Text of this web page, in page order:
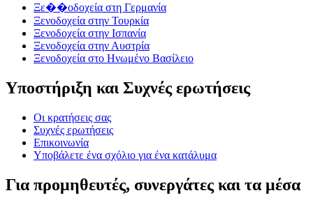
Ξε��οδοχεία στη Γερμανία
Ξενοδοχεία στην Τουρκία
Ξενοδοχεία στην Ισπανία
Ξενοδοχεία στην Αυστρία
Ξενοδοχεία στο Ηνωμένο Βασίλειο
Υποστήριξη και Συχνές ερωτήσεις
Οι κρατήσεις σας
Συχνές ερωτήσεις
Επικοινωνία
Υποβάλετε ένα σχόλιο για ένα κατάλυμα
Για προμηθευτές, συνεργάτες και τα μέσα